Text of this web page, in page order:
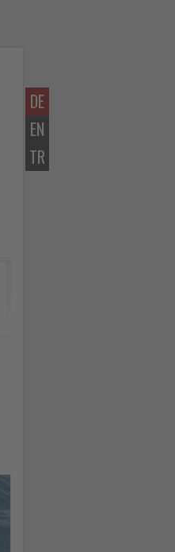
DE
EN
TR